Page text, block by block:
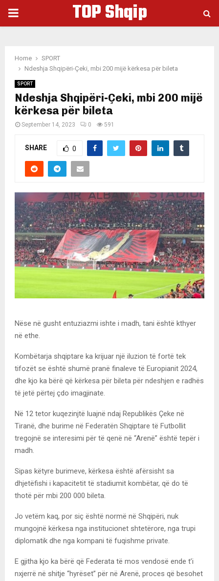
PRIMARY
TOP Shqip
Home
SPORT
Ndeshja Shqipëri-Çeki, mbi 200 mijë kërkesa për bileta
SPORT
Ndeshja Shqipëri-Çeki, mbi 200 mijë
kërkesa për bileta
September 14, 2023 0 591
SHARE 0
Nëse në gusht entuziazmi ishte i madh, tani është kthyer
në ethe.
Kombëtarja shqiptare ka krijuar një iluzion të fortë tek
tifozët se është shumë pranë finaleve të Europianit 2024,
dhe kjo ka bërë që kërkesa për bileta për ndeshjen e radhës
të jetë përtej çdo imagjinate.
Në 12 tetor kuqezinjtë luajnë ndaj Republikës Çeke në
Tiranë, dhe burime në Federatën Shqiptare të Futbollit
tregojnë se interesimi për të qenë në “Arenë” është tepër i
madh.
Sipas këtyre burimeve, kërkesa është afërsisht sa
dhjetëfishi i kapacitetit të stadiumit kombëtar, që do të
thotë për mbi 200 000 bileta.
Jo vetëm kaq, por siç është normë në Shqipëri, nuk
mungojnë kërkesa nga institucionet shtetërore, nga trupi
diplomatik dhe nga kompani të fuqishme private.
E gjitha kjo ka bërë që Federata të mos vendosë ende t’i
nxjerrë në shitje “hyrëset” për në Arenë, proces që besohet